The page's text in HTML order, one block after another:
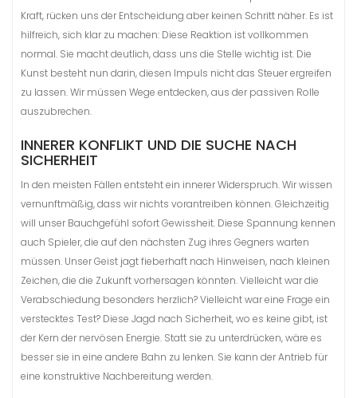
Kraft, rücken uns der Entscheidung aber keinen Schritt näher. Es ist
hilfreich, sich klar zu machen: Diese Reaktion ist vollkommen
normal. Sie macht deutlich, dass uns die Stelle wichtig ist. Die
Kunst besteht nun darin, diesen Impuls nicht das Steuer ergreifen
zu lassen. Wir müssen Wege entdecken, aus der passiven Rolle
auszubrechen.
INNERER KONFLIKT UND DIE SUCHE NACH
SICHERHEIT
In den meisten Fällen entsteht ein innerer Widerspruch. Wir wissen
vernunftmäßig, dass wir nichts vorantreiben können. Gleichzeitig
will unser Bauchgefühl sofort Gewissheit. Diese Spannung kennen
auch Spieler, die auf den nächsten Zug ihres Gegners warten
müssen. Unser Geist jagt fieberhaft nach Hinweisen, nach kleinen
Zeichen, die die Zukunft vorhersagen könnten. Vielleicht war die
Verabschiedung besonders herzlich? Vielleicht war eine Frage ein
verstecktes Test? Diese Jagd nach Sicherheit, wo es keine gibt, ist
der Kern der nervösen Energie. Statt sie zu unterdrücken, wäre es
besser sie in eine andere Bahn zu lenken. Sie kann der Antrieb für
eine konstruktive Nachbereitung werden.